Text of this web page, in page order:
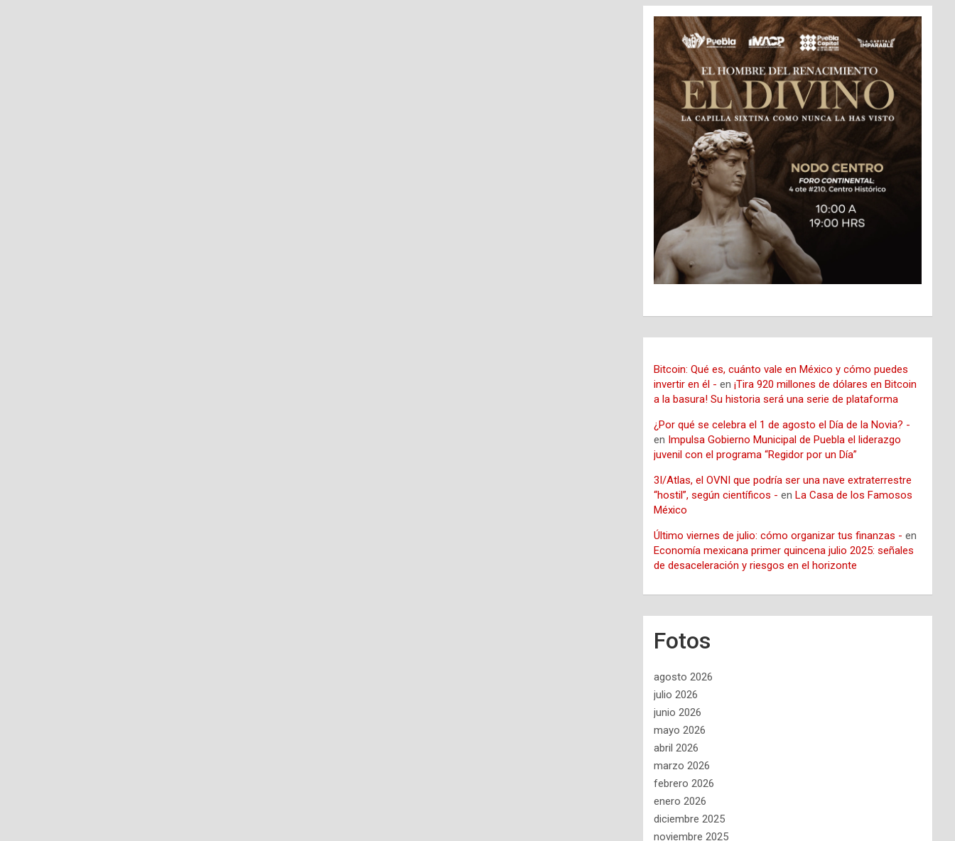
Bitcoin: Qué es, cuánto vale en México y cómo puedes
invertir en él - en¡Tira 920 millones de dólares en Bitcoin
a la basura! Su historia será una serie de plataforma
¿Por qué se celebra el 1 de agosto el Día de la Novia? -
en Impulsa Gobierno Municipal de Puebla el liderazgo
juvenil con el programa “Regidor por un Día”
3I/Atlas, el OVNI que podría ser una nave extraterrestre
“hostil”, según científicos - enLa Casa de los Famosos
México
Último viernes de julio: cómo organizar tus finanzas - en
Economía mexicana primer quincena julio 2025: señales
de desaceleración y riesgos en el horizonte
Fotos
agosto 2026
julio 2026
junio 2026
mayo 2026
abril 2026
marzo 2026
febrero 2026
enero 2026
diciembre 2025
noviembre 2025